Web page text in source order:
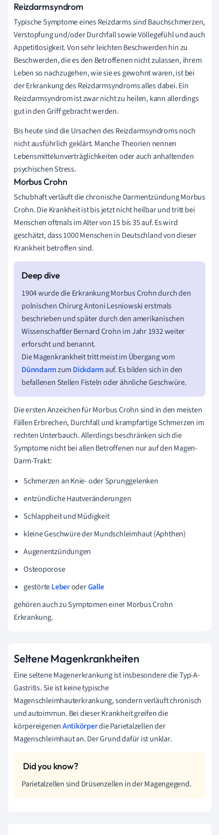
Reizdarmsyndrom
Typische Symptome eines Reizdarms sind Bauchschmerzen,
Verstopfung und/oder Durchfall sowie Völlegefühl und auch
Appetitlosigkeit. Von sehr leichten Beschwerden hin zu
Beschwerden, die es den Betroffenen nicht zulassen, ihrem
Leben so nachzugehen, wie sie es gewohnt waren, ist bei
der Erkrankung des Reizdarmsyndroms alles dabei. Ein
Reizdarmsyndrom ist zwar nicht zu heilen, kann allerdings
gut in den Griff gebracht werden.
Bis heute sind die Ursachen des Reizdarmsyndroms noch
nicht ausführlich geklärt. Manche Theorien nennen
Lebensmittelunverträglichkeiten oder auch anhaltenden
psychischen Stress.
Morbus Crohn
Schubhaft verläuft die chronische Darmentzündung Morbus
Crohn. Die Krankheit ist bis jetzt nicht heilbar und tritt bei
Menschen oftmals im Alter von 15 bis 35 auf. Es wird
geschätzt, dass 1000 Menschen in Deutschland von dieser
Krankheit betroffen sind.
1904 wurde die Erkrankung Morbus Crohn durch den
polnischen Chirurg Antoni Lesniowski erstmals
beschrieben und später durch den amerikanischen
Wissenschaftler Bernard Crohn im Jahr 1932 weiter
erforscht und benannt.
Die Magenkrankheit tritt meist im Übergang vom
Dünndarmzum Dickdarmauf. Es bilden sich in den
befallenen Stellen Fisteln oder ähnliche Geschwüre.
Die ersten Anzeichen für Morbus Crohn sind in den meisten
Fällen Erbrechen, Durchfall und krampfartige Schmerzen im
rechten Unterbauch. Allerdings beschränken sich die
Symptome nicht bei allen Betroffenen nur auf den Magen-
Darm-Trakt:
Schmerzen an Knie- oder Sprunggelenken
entzündliche Hautveränderungen
Schlappheit und Müdigkeit
kleine Geschwüre der Mundschleimhaut (Aphthen)
Augenentzündungen
Osteoporose
gestörteLeberoderGalle
gehören auch zu Symptomen einer Morbus Crohn
Erkrankung.
Seltene Magenkrankheiten
Eine seltene Magenerkrankung ist insbesondere die Typ-A-
Gastritis. Sie ist keine typische
Magenschleimhauterkrankung, sondern verläuft chronisch
und autoimmun. Bei dieser Krankheit greifen die
körpereigenenAntikörperdie Parietalzellen der
Magenschleimhaut an. Der Grund dafür ist unklar.
Parietalzellen sind Drüsenzellen in der Magengegend.